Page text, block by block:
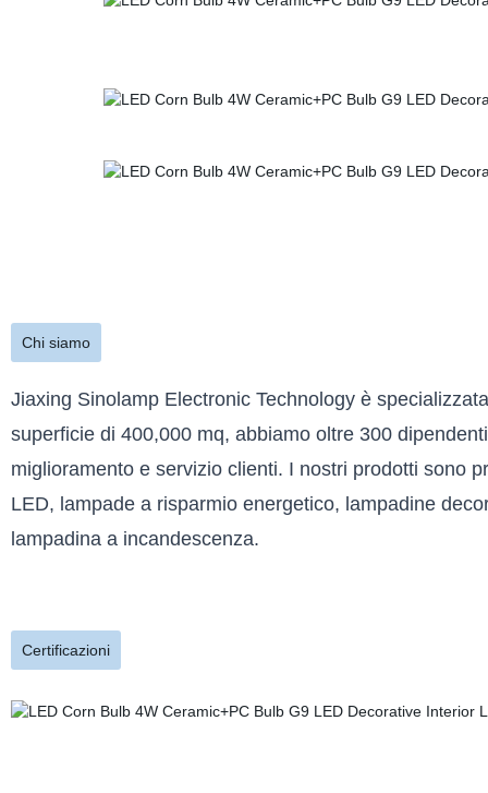
Chi siamo
Jiaxing Sinolamp Electronic Technology è
superficie di 400,000 mq, abbiamo oltre 300
miglioramento e servizio clienti. I nostri prodotti sono
LED, lampade a risparmio energetico, lampadine
lampadina a incandescenza.
Certificazioni